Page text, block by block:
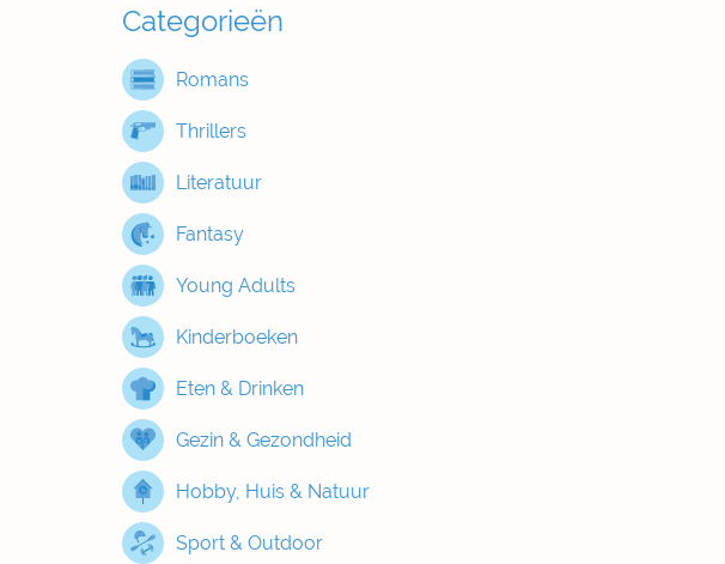
Categorieën
Romans
Thrillers
Literatuur
Fantasy
Young Adults
Kinderboeken
Eten & Drinken
Gezin & Gezondheid
Hobby, Huis & Natuur
Sport & Outdoor